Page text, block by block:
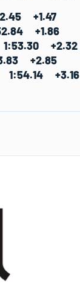
+1.47
+1.86
1:53.30 +2.32
+2.85
1:54.14 +3.16